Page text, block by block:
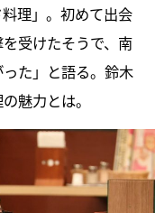
理」。初めて出会
受けたそうで、南
た」と語る。鈴木
魅力とは。